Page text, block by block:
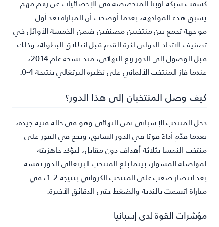
كشفت شبكة أوبتا المتخصصة في الإحصائيات عن رقم مهم
يسبق هذه المواجهة، بعدما أوضحت أن المباراة تعد أول
مواجهة تجمع بين منتخبين مصنفين ضمن الخمسة الأوائل في
تصنيف الاتحاد الدولي لكرة القدم قبل انطلاق البطولة، وذلك
قبل الوصول إلى الدور ربع النهائي، منذ نسخة عام 2014،
عندما فاز المنتخب الألماني على نظيره البرتغالي بنتيجة 4-0.
كيف وصل المنتخبان إلى هذا الدور؟
دخل المنتخب الإسباني ثمن النهائي وهو في حالة فنية جيدة،
بعدما قدّم أداءً قويًا في الدور السابق، ونجح في الفوز على
منتخب النمسا بثلاثة أهداف دون مقابل، ليؤكد جاهزيته
لمواصلة المشوار، بينما بلغ المنتخب البرتغالي الدور نفسه
بعد انتصار صعب على المنتخب الكرواتي بنتيجة 2-1، في
مباراة اتسمت بالندية والضغط حتى الدقائق الأخيرة.
مؤشرات القوة لدى إسبانيا